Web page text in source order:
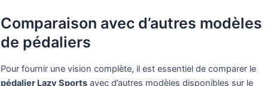
Comparaison avec d’autres modèles
de pédaliers
Pour fournir une vision complète, il est essentiel de comparer le
pédalier Lazy Sports avec d’autres modèles disponibles sur le